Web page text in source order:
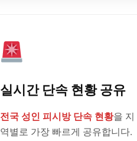
실시간 단속 현황 공유
전국 성인 피시방 단속 현황을 지
역별로 가장 빠르게 공유합니다.